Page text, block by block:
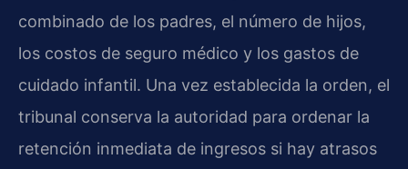
combinado de los padres, el número de hijos,
los costos de seguro médico y los gastos de
cuidado infantil. Una vez establecida la orden, el
tribunal conserva la autoridad para ordenar la
retención inmediata de ingresos si hay atrasos